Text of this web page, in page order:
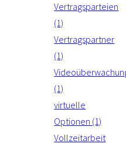
Vertragsparteien
(1)
Vertragspartner
(1)
(1)
virtuelle
Optionen (1)
Vollzeitarbeit